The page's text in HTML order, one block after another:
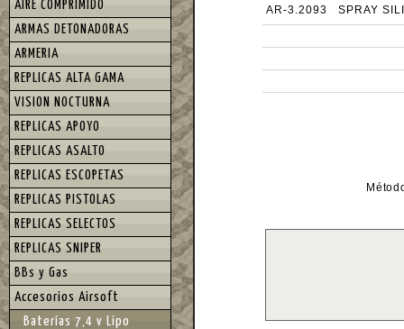
AR-3.2093
SPRAY
AIRE COMPRIMIDO
ARMAS DETONADORAS
ARMERIA
REPLICAS ALTA GAMA
VISION NOCTURNA
REPLICAS APOYO
REPLICAS ASALTO
REPLICAS ESCOPETAS
REPLICAS PISTOLAS
REPLICAS SELECTOS
REPLICAS SNIPER
BBs y Gas
Accesorios Airsoft
Baterías 7,4 v Lipo